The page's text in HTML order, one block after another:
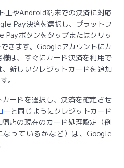
上やAndroid端末での決済に対応
Pay決済を選択し、プラットフ
Payボタンをタップまたはクリッ
きます。Googleアカウントにカ
は、すぐにカード決済を利用で
新しいクレジットカードを追加
。
ードを選択し、決済を確定させ
ーと同じようにクレジットカード
店の現在のカード処理設定（例
なっているかなど）は、Google